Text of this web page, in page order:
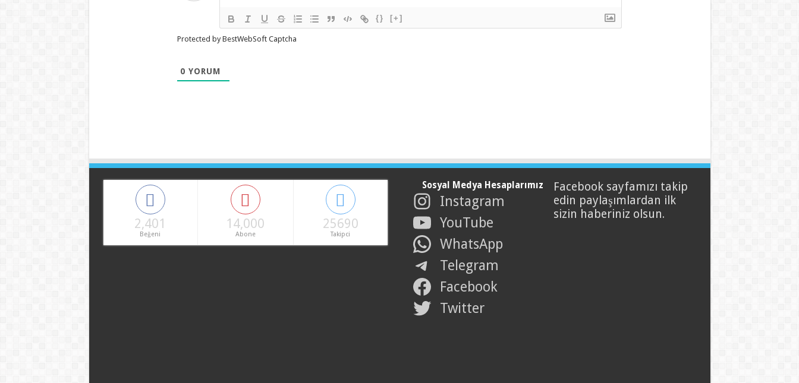
{} [+]
Protected by BestWebSoft Captcha
0 YORUM
2,401
Beğeni
14,000
Abone
25690
Takipci
Sosyal Medya Hesaplarımız
Instagram
YouTube
WhatsApp
Telegram
Facebook
Twitter
Facebook sayfamızı takip
edin paylaşımlardan ilk
sizin haberiniz olsun.